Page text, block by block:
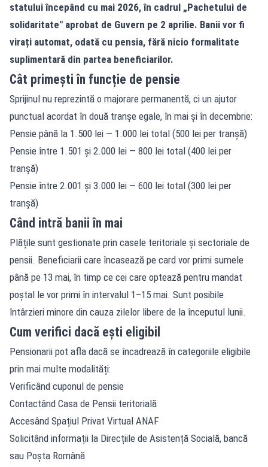
statului începând cu mai 2026, în cadrul „Pachetului de
solidaritate" aprobat de Guvern pe 2 aprilie. Banii vor fi
virați automat, odată cu pensia, fără nicio formalitate
suplimentară din partea beneficiarilor.
Cât primești în funcție de pensie
Sprijinul nu reprezintă o majorare permanentă, ci un ajutor
punctual acordat în două tranșe egale, în mai și în decembrie:
Pensie până la 1.500 lei — 1.000 lei total (500 lei per tranșă)
Pensie între 1.501 și 2.000 lei — 800 lei total (400 lei per
tranșă)
Pensie între 2.001 și 3.000 lei — 600 lei total (300 lei per
tranșă)
Când intră banii în mai
Plățile sunt gestionate prin casele teritoriale și sectoriale de
pensii. Beneficiarii care încasează pe card vor primi sumele
până pe 13 mai, în timp ce cei care optează pentru mandat
poștal le vor primi în intervalul 1–15 mai. Sunt posibile
întârzieri minore din cauza zilelor libere de la începutul lunii.
Cum verifici dacă ești eligibil
Pensionarii pot afla dacă se încadrează în categoriile eligibile
prin mai multe modalități:
Verificând cuponul de pensie
Contactând Casa de Pensii teritorială
Accesând Spațiul Privat Virtual ANAF
Solicitând informații la Direcțiile de Asistență Socială, bancă
sau Poșta Română